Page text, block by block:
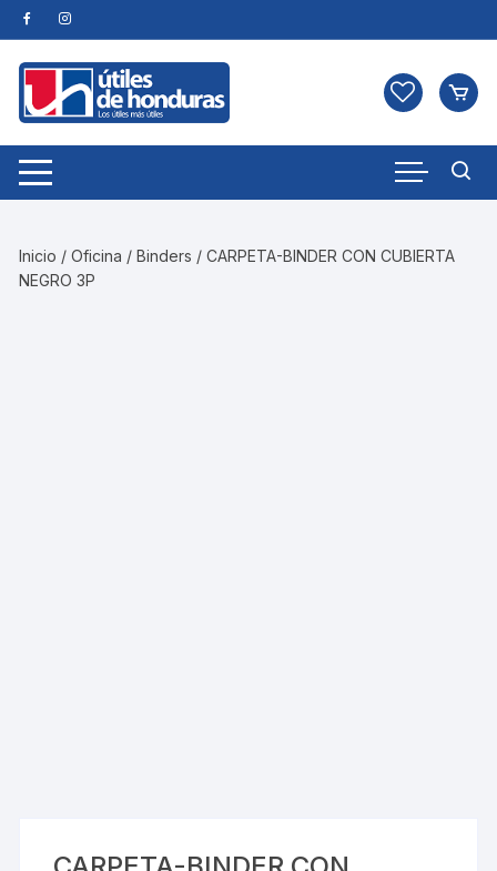
Skip
to
content
Inicio /Oficina /Binders / CARPETA-BINDER CON CUBIERTA
NEGRO 3P